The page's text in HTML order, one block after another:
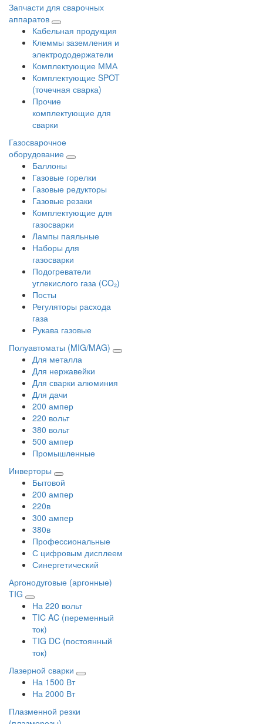
Запчасти для сварочных
аппаратов
Кабельная продукция
Клеммы заземления и
электрододержатели
Комплектующие ММА
Комплектующие SPOT
(точечная сварка)
Прочие
комплектующие для
сварки
Газосварочное
оборудование
Баллоны
Газовые горелки
Газовые редукторы
Газовые резаки
Комплектующие для
газосварки
Лампы паяльные
Наборы для
газосварки
Подогреватели
углекислого газа (CO₂)
Посты
Регуляторы расхода
газа
Рукава газовые
Полуавтоматы (MIG/MAG)
Для металла
Для нержавейки
Для сварки алюминия
Для дачи
200 ампер
220 вольт
380 вольт
500 ампер
Промышленные
Инверторы
Бытовой
200 ампер
220в
300 ампер
380в
Профессиональные
С цифровым дисплеем
Синергетический
Аргонодуговые (аргонные)
TIG
На 220 вольт
TIC AC (переменный
ток)
TIG DC (постоянный
ток)
Лазерной сварки
На 1500 Вт
На 2000 Вт
Плазменной резки